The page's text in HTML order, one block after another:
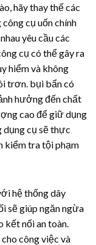
hãy thay thế các
cụ uốn chính
yêu cầu các
cụ có thể gây ra
hiểm và không
trơn. bụi bẩn có
hưởng đến chất
cao để giữ dụng
cụ sẽ thực
kiểm tra tội phạm
hệ thống dây
sẽ giúp ngăn ngừa
kết nối an toàn.
công việc và